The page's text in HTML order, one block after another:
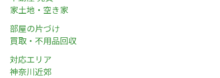
家土地・空き家
部屋の片づけ
買取・不用品回収
対応エリア
神奈川近郊